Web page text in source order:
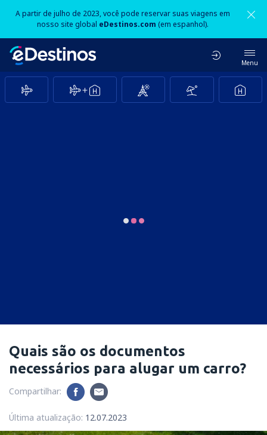
A partir de julho de 2023, você pode reservar suas viagens em
nosso site global eDestinos.com (em espanhol).
Menu
Quais são os documentos
necessários para alugar um carro?
Compartilhar:
Última atualização: 12.07.2023